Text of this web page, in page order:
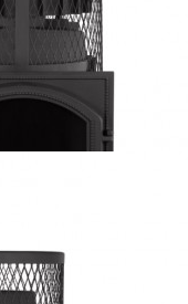
Бесплатно в 4 магазинах